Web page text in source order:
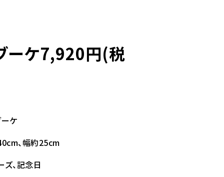
ーケ7,920円(税
ーケ
、幅約25cm
ズ、記念日